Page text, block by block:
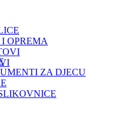
OPREMA
ZA DJECU